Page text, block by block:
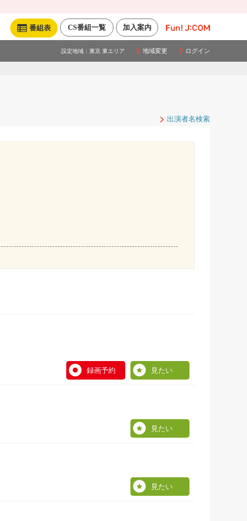
加入案内
CS番組一覧
番組表
設定地域： 東京 東エリア 地域変更 ログイン
出演者名検索
録画予約 見たい
見たい
見たい